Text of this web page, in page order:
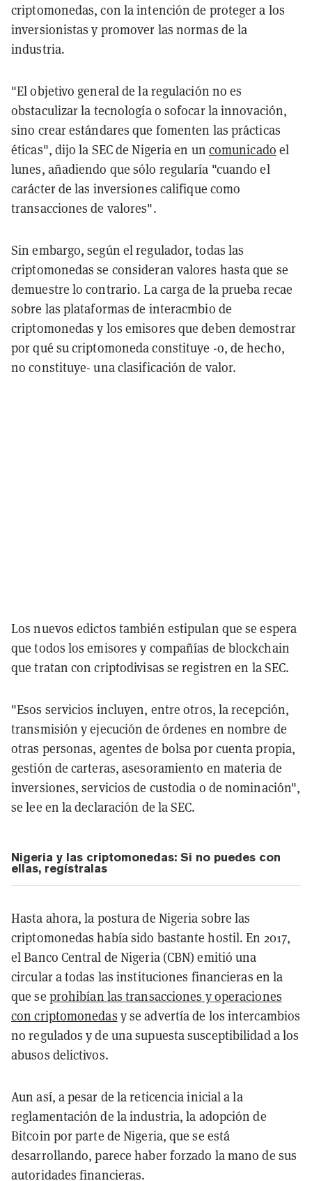
criptomonedas, con la intención de proteger a los
inversionistas y promover las normas de la
industria.
"El objetivo general de la regulación no es
obstaculizar la tecnología o sofocar la innovación,
sino crear estándares que fomenten las prácticas
éticas", dijo la SEC de Nigeria en un comunicado el
lunes, añadiendo que sólo regularía "cuando el
carácter de las inversiones califique como
transacciones de valores".
Sin embargo, según el regulador, todas las
criptomonedas se consideran valores hasta que se
demuestre lo contrario. La carga de la prueba recae
sobre las plataformas de interacmbio de
criptomonedas y los emisores que deben demostrar
por qué su criptomoneda constituye -o, de hecho,
no constituye- una clasificación de valor.
Los nuevos edictos también estipulan que se espera
que todos los emisores y compañías de blockchain
que tratan con criptodivisas se registren en la SEC.
"Esos servicios incluyen, entre otros, la recepción,
transmisión y ejecución de órdenes en nombre de
otras personas, agentes de bolsa por cuenta propia,
gestión de carteras, asesoramiento en materia de
inversiones, servicios de custodia o de nominación",
se lee en la declaración de la SEC.
Nigeria y las criptomonedas: Si no puedes con
ellas, regístralas
Hasta ahora, la postura de Nigeria sobre las
criptomonedas había sido bastante hostil. En 2017,
el Banco Central de Nigeria (CBN) emitió una
circular a todas las instituciones financieras en la
que se prohibían las transacciones y operaciones
con criptomonedas y se advertía de los intercambios
no regulados y de una supuesta susceptibilidad a los
abusos delictivos.
Aun así, a pesar de la reticencia inicial a la
reglamentación de la industria, la adopción de
Bitcoin por parte de Nigeria, que se está
desarrollando, parece haber forzado la mano de sus
autoridades financieras.